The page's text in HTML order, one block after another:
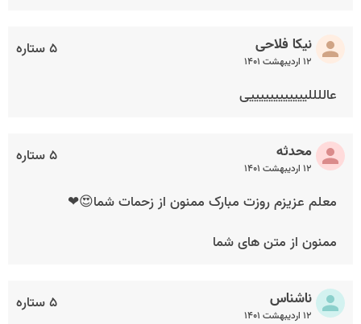
۵ ستاره نیکا فلاحی
۱۲ اردیبهشت ۱۴۰۱
عاللللییییییییییییی
۵ ستاره محدثه
۱۲ اردیبهشت ۱۴۰۱
معلم عزیزم روزت مبارک ممنون از زحمات شما😍❤
ممنون از متن های شما
۵ ستاره ناشناس
۱۲ اردیبهشت ۱۴۰۱